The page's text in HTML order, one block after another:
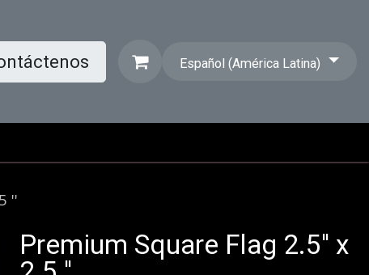
Español (América Latina)
''
Premium Square Flag 2.5'' x